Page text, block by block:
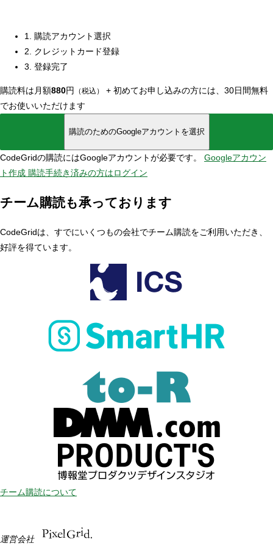
1. 購読アカウント選択
2. クレジットカード登録
3. 登録完了
購読料は月額880円 （税込） + 初めてお申し込みの方には、30日間無料
でお使いいただけます
購読のためのGoogleアカウントを選択
CodeGridの購読にはGoogleアカウントが必要です。 Googleアカウン
ト作成 購読手続き済みの方はログイン
チーム購読も承っております
CodeGridは、すでにいくつもの会社でチーム購読をご利用いただき、
好評を得ています。
チーム購読について
運営会社